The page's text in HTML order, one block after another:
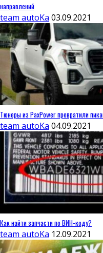
направлений
team autoKa 03.09.2021
Тюнеры из PaxPower превратили
team autoKa 04.09.2021
Как найти запчасти по ВИН-коду?
team autoKa 12.09.2021